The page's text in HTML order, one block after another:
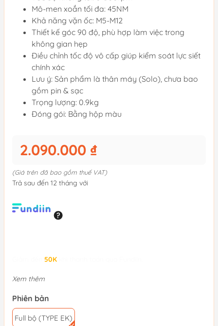
Mô-men xoắn tối đa: 45NM
Khả năng vặn ốc: M5-M12
Thiết kế góc 90 độ, phù hợp làm việc trong
không gian hẹp
Điều chỉnh tốc độ vô cấp giúp kiểm soát lực siết
chính xác
Lưu ý: Sản phẩm là thân máy (Solo), chưa bao
gồm pin & sạc
Trọng lượng: 0.9kg
Đóng gói: Bằng hộp màu
2.090.000 ₫
(Giá trên đã bao gồm thuế VAT)
Trả sau đến 12 tháng với
50K
Xem thêm
Phiên bản
Full bộ (TYPE EK)